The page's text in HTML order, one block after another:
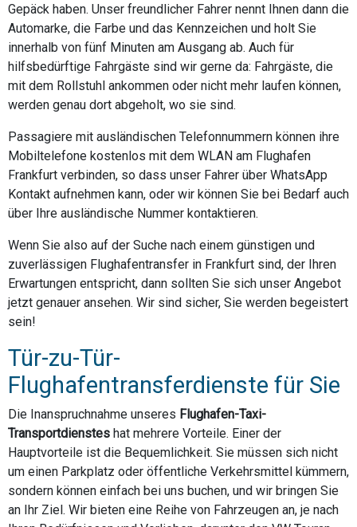
Gepäck haben. Unser freundlicher Fahrer nennt Ihnen dann die
Automarke, die Farbe und das Kennzeichen und holt Sie
innerhalb von fünf Minuten am Ausgang ab. Auch für
hilfsbedürftige Fahrgäste sind wir gerne da: Fahrgäste, die
mit dem Rollstuhl ankommen oder nicht mehr laufen können,
werden genau dort abgeholt, wo sie sind.
Passagiere mit ausländischen Telefonnummern können ihre
Mobiltelefone kostenlos mit dem WLAN am Flughafen
Frankfurt verbinden, so dass unser Fahrer über WhatsApp
Kontakt aufnehmen kann, oder wir können Sie bei Bedarf auch
über Ihre ausländische Nummer kontaktieren.
Wenn Sie also auf der Suche nach einem günstigen und
zuverlässigen Flughafentransfer in Frankfurt sind, der Ihren
Erwartungen entspricht, dann sollten Sie sich unser Angebot
jetzt genauer ansehen. Wir sind sicher, Sie werden begeistert
sein!
Tür-zu-Tür-
Flughafentransferdienste für Sie
Die Inanspruchnahme unseres Flughafen-Taxi-
Transportdienstes hat mehrere Vorteile. Einer der
Hauptvorteile ist die Bequemlichkeit. Sie müssen sich nicht
um einen Parkplatz oder öffentliche Verkehrsmittel kümmern,
sondern können einfach bei uns buchen, und wir bringen Sie
an Ihr Ziel. Wir bieten eine Reihe von Fahrzeugen an, je nach